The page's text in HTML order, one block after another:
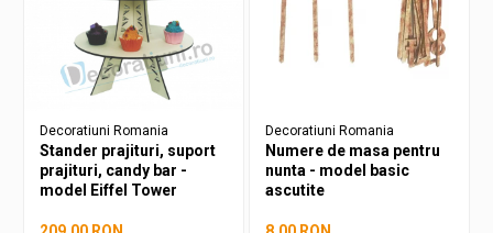
Produsul poate contine erori de dimensiune intre 1-
10mm.
Decoratiuni Romania
Stander prajituri, suport
prajituri, candy bar -
model Eiffel Tower
Decoratiuni Romania
Numere de masa pentru
nunta - model basic
ascutite